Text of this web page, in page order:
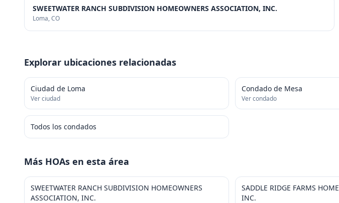
SWEETWATER RANCH SUBDIVISION HOMEOWNERS ASSOCIATION, INC.
Loma, CO
Explorar ubicaciones relacionadas
Ciudad de Loma
Ver ciudad
Condado de Mesa
Ver condado
Todos los condados
Más HOAs en esta área
SWEETWATER RANCH SUBDIVISION HOMEOWNERS
ASSOCIATION, INC.
SADDLE RIDGE FARMS
INC.